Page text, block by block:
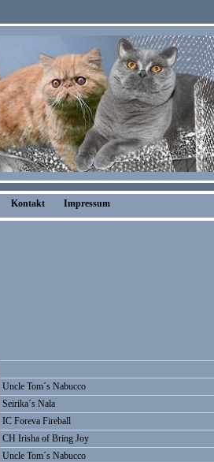
Kontakt Impressum
Uncle Tom´s Nabucco
Seirika´s Nala
IC Foreva Fireball
CH Irisha of Bring Joy
Uncle Tom´s Nabucco